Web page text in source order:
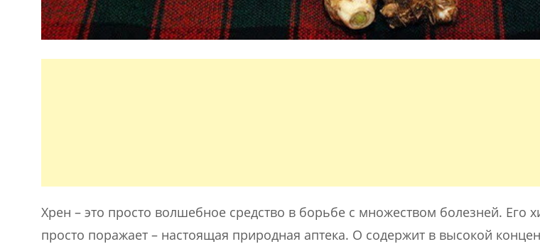
Хрен – это просто волшебное средство в борьбе с множеством болезней. Его
просто поражает – настоящая природная аптека. О содержит в высокой